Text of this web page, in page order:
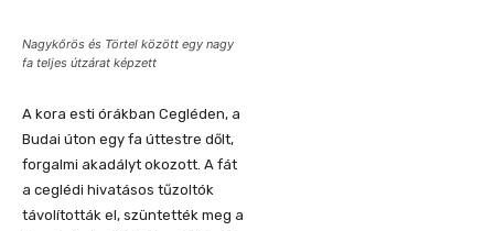
Nagykőrös és Törtel között egy nagy
fa teljes útzárat képzett
A kora esti órákban Cegléden, a
Budai úton egy fa úttestre dőlt,
forgalmi akadályt okozott. A fát
a ceglédi hivatásos tűzoltók
távolították el, szüntették meg a